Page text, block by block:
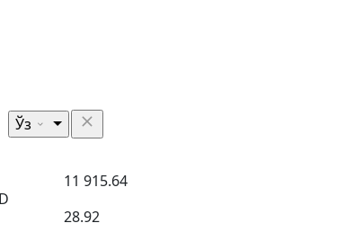
Ўз
11 915.64
28.92